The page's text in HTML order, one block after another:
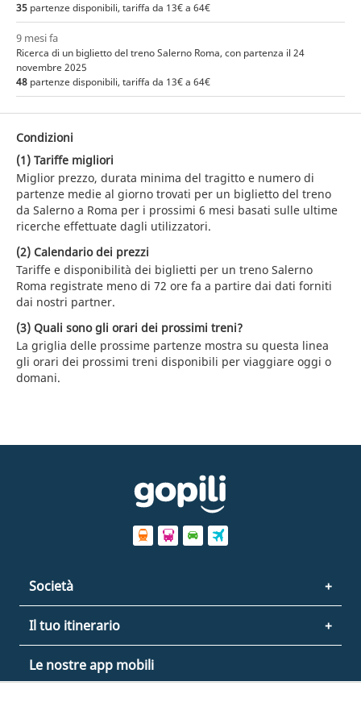
35 partenze disponibili, tariffa da 13€ a 64€
9 mesi fa
Ricerca di un biglietto del treno Salerno Roma, con partenza il 24
novembre 2025
48 partenze disponibili, tariffa da 13€ a 64€
Condizioni
(1) Tariffe migliori
Miglior prezzo, durata minima del tragitto e numero di
partenze medie al giorno trovati per un biglietto del treno
da Salerno a Roma per i prossimi 6 mesi basati sulle ultime
ricerche effettuate dagli utilizzatori.
(2) Calendario dei prezzi
Tariffe e disponibilità dei biglietti per un treno Salerno
Roma registrate meno di 72 ore fa a partire dai dati forniti
dai nostri partner.
(3) Quali sono gli orari dei prossimi treni?
La griglia delle prossime partenze mostra su questa linea
gli orari dei prossimi treni disponibili per viaggiare oggi o
domani.
Società
Il tuo itinerario
Le nostre app mobili